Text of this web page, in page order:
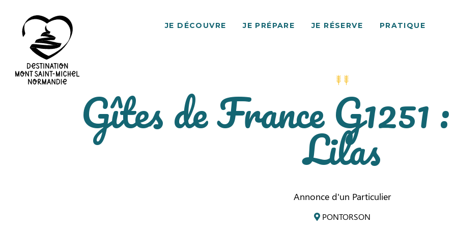
JE DÉCOUVRE JE PRÉPARE JE RÉSERVE PRATIQUE
Gîtes de France
Lilas
Annonce d'un Particulier
PONTORSON